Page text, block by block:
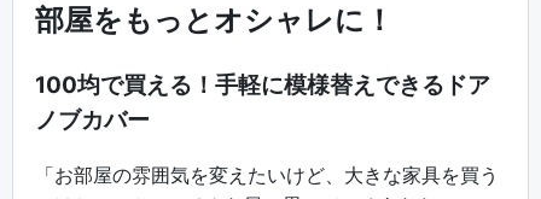
部屋をもっとオシャレに！
100均で買える！手軽に模様替えできるドア
ノブカバー
「お部屋の雰囲気を変えたいけど、大きな家具を買う